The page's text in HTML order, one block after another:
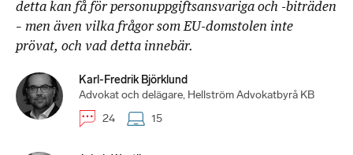
detta kan få för personuppgiftsansvariga och -biträden
– men även vilka frågor som EU-domstolen inte
prövat, och vad detta innebär.
Karl-Fredrik Björklund
Advokat och delägare, Hellström Advokatbyrå KB
24
15